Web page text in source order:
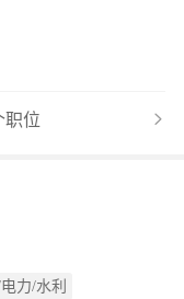
职位
力/水利